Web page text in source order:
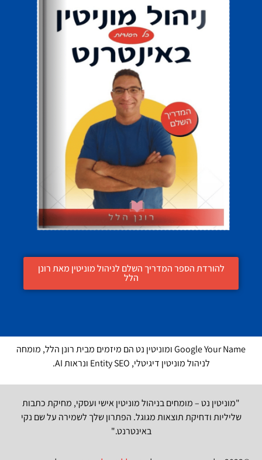
להורדת הספר המדריך השלם לניהול מוניטין מאת רונן
הלל
Google Your Name ומוניטין נט הם מיזמים מבית רונן הלל, מומחה
לניהול מוניטין דיגיטלי, Entity SEO ונראות AI.
"מוניטין נט – מומחים בניהול מוניטין אישי ועסקי, מחיקת כתבות
שליליות ודחיקת תוצאות מגוגל. הפתרון שלך לשמירה על שם נקי
באינטרנט."